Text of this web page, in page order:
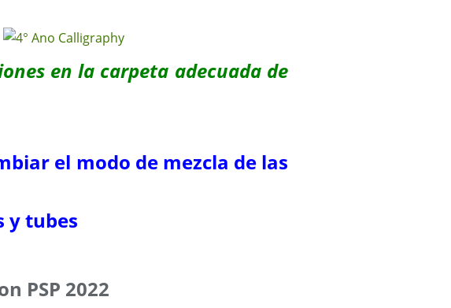
en la carpeta adecuada de
el modo de mezcla de las
y tubes
PSP 2022